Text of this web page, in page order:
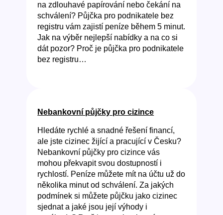
na zdlouhavé papírování nebo čekání na
schválení? Půjčka pro podnikatele bez
registru vám zajistí peníze během 5 minut.
Jak na výběr nejlepší nabídky a na co si
dát pozor? Proč je půjčka pro podnikatele
bez registru…
Nebankovní půjčky pro cizince
Hledáte rychlé a snadné řešení financí,
ale jste cizinec žijící a pracující v Česku?
Nebankovní půjčky pro cizince vás
mohou překvapit svou dostupností i
rychlostí. Peníze můžete mít na účtu už do
několika minut od schválení. Za jakých
podmínek si můžete půjčku jako cizinec
sjednat a jaké jsou její výhody i